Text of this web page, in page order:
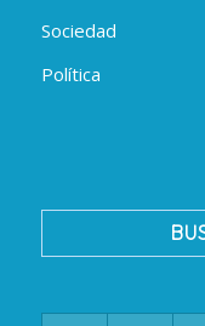
Sociedad
Política